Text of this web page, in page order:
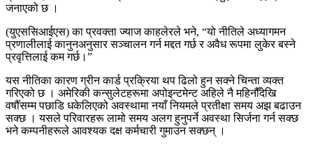
जनाएको छ ।
(युएससिआईएस) का प्रवक्ता ज्याज काहलेरले भने, “यो नीतिले अध्यागमन
प्रणालीलाई कानुनअनुसार सञ्चालन गर्न मद्दत गर्छ र अवैध रूपमा लुकेर बस्ने
प्रवृत्तिलाई कम गर्छ।”
यस नीतिका कारण ग्रीन कार्ड प्रक्रिया थप ढिलो हुन सक्ने चिन्ता व्यक्त
गरिएको छ । अमेरिकी कन्सुलेटहरूमा अपोइन्टमेन्ट अहिले नै महिनौँदेखि
वर्षौँसम्म पछाडि धकेलिएको अवस्थामा नयाँ नियमले प्रतीक्षा समय अझ बढाउन
सक्छ । यसले परिवारहरू लामो समय अलग हुनुपर्ने अवस्था सिर्जना गर्न सक्छ
भने कम्पनीहरूले आवश्यक दक्ष कर्मचारी गुमाउन सक्छन् ।